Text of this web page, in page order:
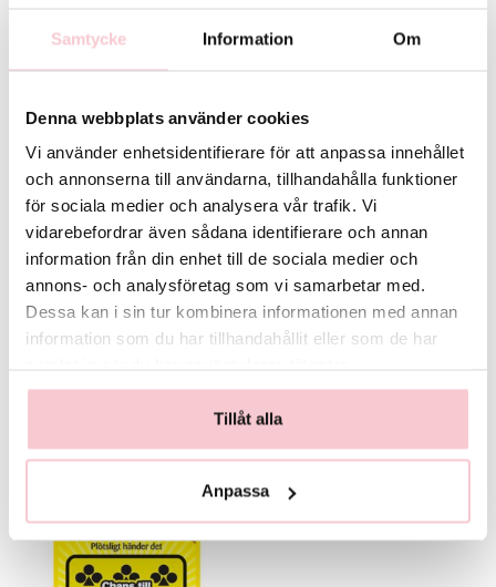
Samtycke Information Om
Denna webbplats använder cookies
Vi använder enhetsidentifierare för att anpassa innehållet
och annonserna till användarna, tillhandahålla funktioner
för sociala medier och analysera vår trafik. Vi
vidarebefordrar även sådana identifierare och annan
information från din enhet till de sociala medier och
annons- och analysföretag som vi samarbetar med.
Dessa kan i sin tur kombinera informationen med annan
information som du har tillhandahållit eller som de har
Tillåt alla
Anpassa
möjligt så kontaktas du innan leverans.
Glasvas Chokladstrut